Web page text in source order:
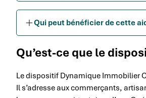
Qui peut bénéficier de cette
Qu’est-ce que le
Le dispositif Dynamique Immobilier
Il s’adresse aux commerçants,